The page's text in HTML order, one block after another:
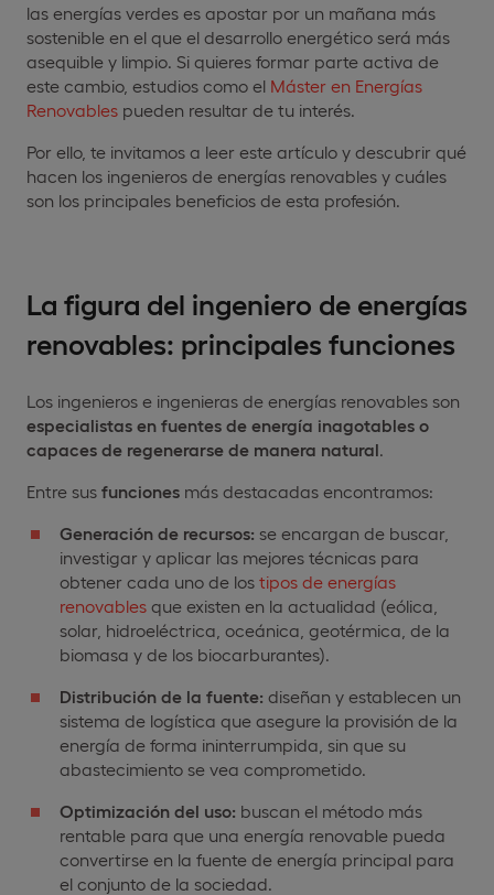
las energías verdes es apostar por un mañana más
sostenible en el que el desarrollo energético será más
asequible y limpio. Si quieres formar parte activa de
este cambio, estudios como el Máster en Energías
Renovables pueden resultar de tu interés.
Por ello, te invitamos a leer este artículo y descubrir qué
hacen los ingenieros de energías renovables y cuáles
son los principales beneficios de esta profesión.
La figura del ingeniero de energías
renovables: principales funciones
Los ingenieros e ingenieras de energías renovables son
especialistas en fuentes de energía inagotables o
capaces de regenerarse de manera natural
Entre sus funciones más destacadas encontramos:
Generación de recursos: se encargan de buscar,
investigar y aplicar las mejores técnicas para
obtener cada uno de los​ tipos de energías
renovables que existen en la actualidad (eólica,
solar, hidroeléctrica, oceánica, geotérmica, de la
biomasa y de los biocarburantes).
Distribución de la fuente: diseñan y establecen un
sistema de logística que asegure la provisión de la
energía de forma ininterrumpida, sin que su
abastecimiento se vea comprometido.
Optimización del uso: buscan el método más
rentable para que una energía renovable pueda
convertirse en la fuente de energía principal para
el conjunto de la sociedad.